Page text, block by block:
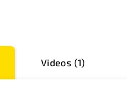
Videos (1)